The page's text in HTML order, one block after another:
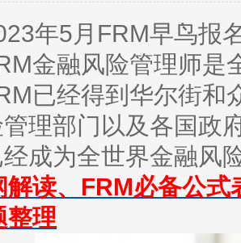
5月FRM早鸟报名
金融风险管理师是
已经得到华尔街和
理部门以及各国政
成为全世界金融风
解读、FRM必备公
整理